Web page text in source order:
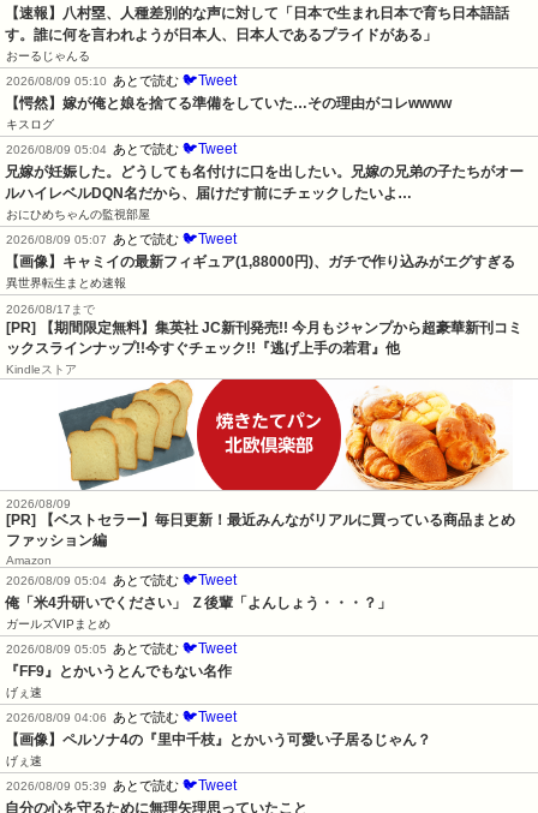
【速報】八村塁、人種差別的な声に対して「日本で生まれ日本で育ち日本語話
す。誰に何を言われようが日本人、日本人であるプライドがある」
おーるじゃんる
2026/08/09 05:10
あとで読む 🐦Tweet
【愕然】嫁が俺と娘を捨てる準備をしていた…その理由がコレwwww
キスログ
2026/08/09 05:04 あとで読む 🐦Tweet
兄嫁が妊娠した。どうしても名付けに口を出したい。兄嫁の兄弟の子たちがオー
ルハイレベルDQN名だから、届けだす前にチェックしたいよ…
おにひめちゃんの監視部屋
2026/08/09 05:07
あとで読む 🐦Tweet
【画像】キャミイの最新フィギュア(1,88000円)、ガチで作り込みがエグすぎる
異世界転生まとめ速報
2026/08/17まで
[PR] 【期間限定無料】集英社 JC新刊発売!! 今月もジャンプから超豪華新刊コミ
ックスラインナップ!!今すぐチェック!!『逃げ上手の若君』他
Kindleストア
2026/08/09
[PR] 【ベストセラー】毎日更新！最近みんながリアルに買っている商品まとめ
ファッション編
Amazon
2026/08/09 05:04 あとで読む 🐦Tweet
俺「米4升研いでください」 Ｚ後輩「よんしょう・・・？」
ガールズVIPまとめ
2026/08/09 05:05
あとで読む 🐦Tweet
『FF9』とかいうとんでもない名作
げぇ速
2026/08/09 04:06
あとで読む 🐦Tweet
【画像】ペルソナ4の『里中千枝』とかいう可愛い子居るじゃん？
げぇ速
2026/08/09 05:39
あとで読む 🐦Tweet
自分の心を守るために無理矢理思っていたこと